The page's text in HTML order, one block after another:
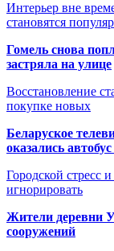
Интерьер вне
становятся
Гомель снова
застряла на улице
Восстановление
покупке новых
Беларуское
оказались
Городской стресс
игнорировать
Жители деревни
сооружений